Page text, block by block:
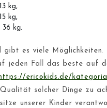
kg,
kg,
36 kg.
gibt es viele
jeden Fall das beste auf
ericokids.de/
solcher Dinge zu
unserer Kinder